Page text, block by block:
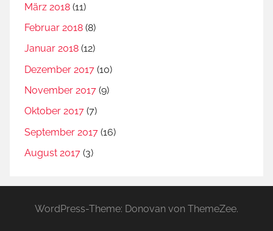
März 2018 (11)
Februar 2018 (8)
Januar 2018 (12)
Dezember 2017 (10)
November 2017 (9)
Oktober 2017 (7)
September 2017 (16)
August 2017 (3)
WordPress-Theme: Donovan von ThemeZee.